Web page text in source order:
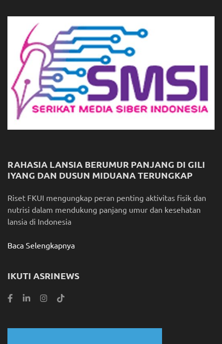
RAHASIA LANSIA BERUMUR PANJANG DI GILI
IYANG DAN DUSUN MIDUANA TERUNGKAP
Riset FKUI mengungkap peran penting aktivitas fisik dan
nutrisi dalam mendukung panjang umur dan kesehatan
lansia di Indonesia
Baca Selengkapnya
IKUTI ASRINEWS